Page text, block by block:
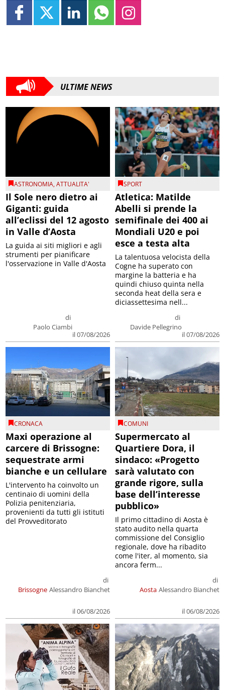
ULTIME NEWS
ASTRONOMIA,ATTUALITA'
Il Sole nero dietro ai
Giganti: guida
all’eclissi del 12 agosto
in Valle d’Aosta
di
Paolo Ciambi
il 07/08/2026
La guida ai siti migliori e agli
strumenti per pianificare
l'osservazione in Valle d'Aosta
SPORT
Atletica: Matilde
Abelli si prende la
semifinale dei 400 ai
Mondiali U20 e poi
esce a testa alta
di
Davide Pellegrino
il 07/08/2026
La talentuosa velocista della
Cogne ha superato con
margine la batteria e ha
quindi chiuso quinta nella
seconda heat della sera e
diciassettesima nell...
CRONACA
Maxi operazione al
carcere di Brissogne:
sequestrate armi
bianche e un cellulare
Brissogne
di
Alessandro Bianchet
il 06/08/2026
L'intervento ha coinvolto un
centinaio di uomini della
Polizia penitenziaria,
provenienti da tutti gli istituti
del Provveditorato
COMUNI
Supermercato al
Quartiere Dora, il
sindaco: «Progetto
sarà valutato con
grande rigore, sulla
base dell’interesse
pubblico»
Aosta
di
Alessandro Bianchet
il 06/08/2026
Il primo cittadino di Aosta è
stato audito nella quarta
commissione del Consiglio
regionale, dove ha ribadito
come l'iter, al momento, sia
ancora ferm...